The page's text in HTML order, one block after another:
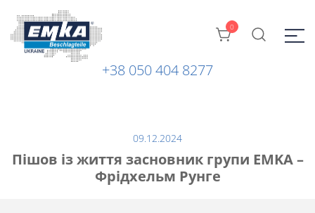
ЕМКА УКРАЇНА
Промислова фурнітура: замки, петлі та ін. від ТМ "EMKA
0
+38 050 404 8277
09.12.2024
Пішов із життя засновник групи EMKA –
Фрідхельм Рунге